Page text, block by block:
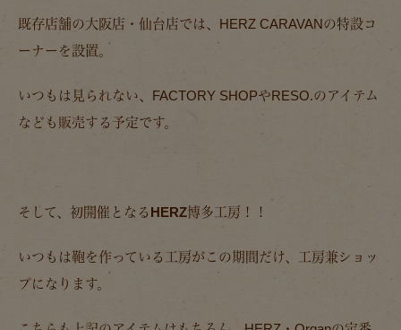
既存店舗の大阪店・仙台店では、HERZ CARAVANの特設コ
ーナーを設置。
いつもは見られない、FACTORY SHOPやRESO.のアイテム
なども販売する予定です。
そして、初開催となるHERZ博多工房！！
いつもは鞄を作っている工房がこの期間だけ、工房兼ショッ
プになります。